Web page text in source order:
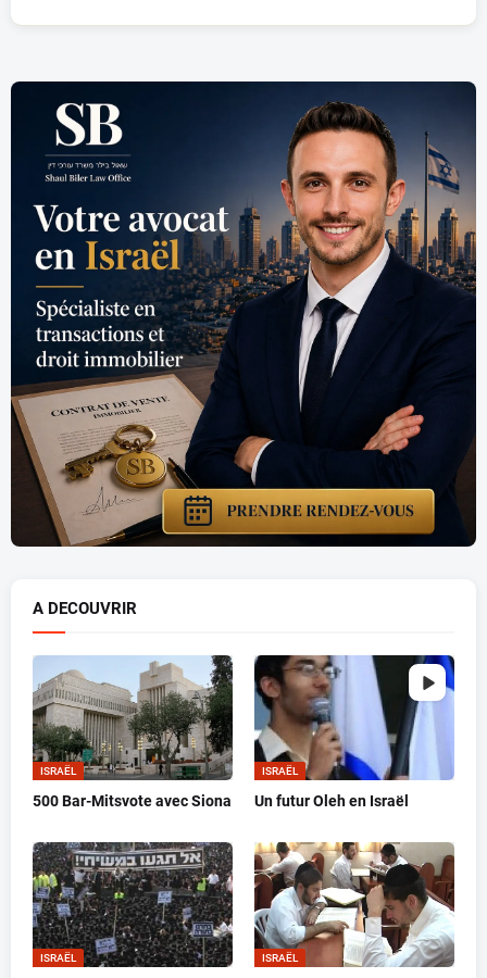
A DECOUVRIR
ISRAËL
500 Bar-Mitsvote avec Siona
ISRAËL
Un futur Oleh en Israël
ISRAËL ISRAËL